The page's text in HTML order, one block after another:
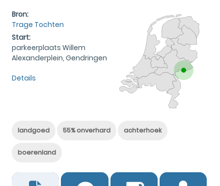
Bron:
Trage Tochten
Start:
parkeerplaats Willem
Alexanderplein, Gendringen
Details
landgoed 55% onverhard achterhoek
boerenland